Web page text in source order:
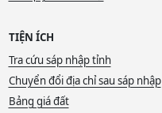
TIỆN ÍCH
Tra cứu sáp nhập tỉnh
Chuyển đổi địa chỉ sau sáp nhập
Bảng giá đất